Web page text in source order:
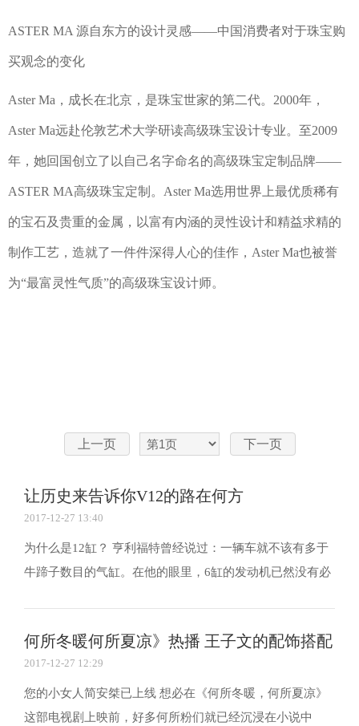
ASTER MA 源自东方的设计灵感——中国消费者对于珠宝购
买观念的变化
Aster Ma，成长在北京，是珠宝世家的第二代。2000年，
Aster Ma远赴伦敦艺术大学研读高级珠宝设计专业。至2009
年，她回国创立了以自己名字命名的高级珠宝定制品牌——
ASTER MA高级珠宝定制。Aster Ma选用世界上最优质稀有
的宝石及贵重的金属，以富有内涵的灵性设计和精益求精的
制作工艺，造就了一件件深得人心的佳作，Aster Ma也被誉
为“最富灵性气质”的高级珠宝设计师。
上一页 下一页
让历史来告诉你V12的路在何方
2017-12-27 13:40
为什么是12缸？ 亨利福特曾经说过：一辆车就不该有多于
牛蹄子数目的气缸。在他的眼里，6缸的发动机已然没有必
种想法依然能够代表大多数车企的意见。 既然有大多...
何所冬暖何所夏凉》热播 王子文的配饰搭配
2017-12-27 12:29
您的小女人简安桀已上线 想必在《何所冬暖，何所夏凉》
这部电视剧上映前，好多何所粉们就已经沉浸在小说中